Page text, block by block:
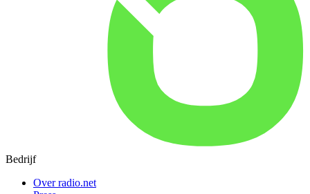
Bedrijf
Over radio.net